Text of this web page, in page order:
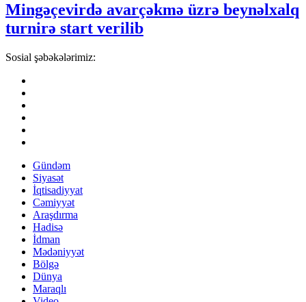
Mingəçevirdə avarçəkmə üzrə beynəlxalq
turnirə start verilib
Sosial şəbəkələrimiz:
Gündəm
Siyasət
İqtisadiyyat
Cəmiyyət
Araşdırma
Hadisə
İdman
Mədəniyyət
Bölgə
Dünya
Maraqlı